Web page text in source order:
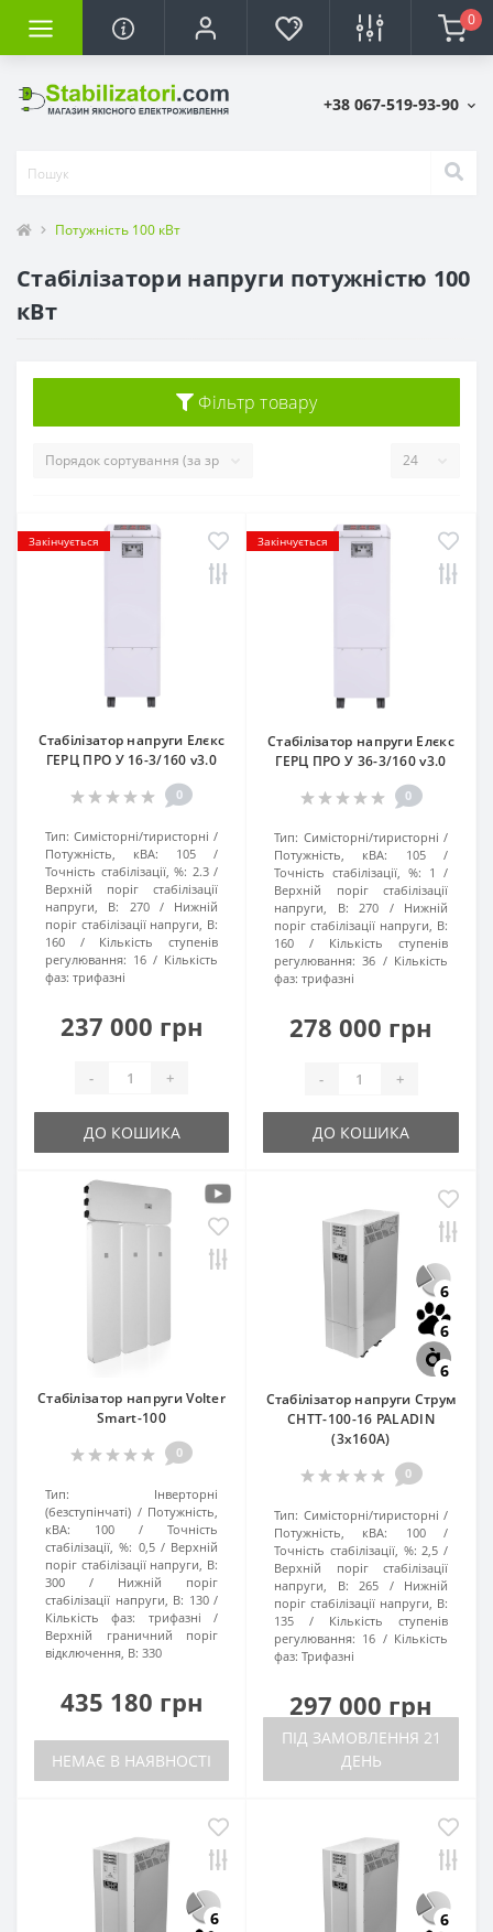
0
+38 067-519-93-90
Потужність 100 кВт
Стабілізатори напруги потужністю 100
кВт
Фільтр товару
Закінчується
Стабілізатор напруги Елєкс
ГЕРЦ ПРО У 16-3/160 v3.0
0
Тип: Симісторні/тиристорні
Потужність, кВА:
105
Точність стабілізації, %: 2.3
Верхній поріг стабілізації
напруги, В:
270
Нижній
поріг стабілізації напруги, В:
160
Кількість ступенів
регулювання: 16
Кількість
фаз: трифазні
237 000 грн
- +
ДО КОШИКА
Закінчується
Стабілізатор напруги Елєкс
ГЕРЦ ПРО У 36-3/160 v3.0
0
Тип: Симісторні/тиристорні
Потужність, кВА:
105
Точність стабілізації, %: 1
Верхній поріг стабілізації
напруги, В:
270
Нижній
поріг стабілізації напруги, В:
160
Кількість ступенів
регулювання: 36
Кількість
фаз: трифазні
278 000 грн
- +
ДО КОШИКА
Стабілізатор напруги Volter
Smart-100
0
Тип:
Інверторні
(безступінчаті)
Потужність,
кВА:
100
Точність
стабілізації, %: 0,5
Верхній
поріг стабілізації напруги, В:
300
Нижній поріг
стабілізації напруги, В: 130
Кількість фаз:
трифазні
Верхній граничний поріг
відключення, В: 330
435 180 грн
НЕМАЄ В НАЯВНОСТІ
6
6
6
Стабілізатор напруги Струм
СНТТ-100-16 PALADIN
(3х160А)
0
Тип: Симісторні/тиристорні
Потужність, кВА:
100
Точність стабілізації, %: 2,5
Верхній поріг стабілізації
напруги, В:
265
Нижній
поріг стабілізації напруги, В:
135
Кількість ступенів
регулювання: 16
Кількість
фаз: Трифазні
297 000 грн
ПІД ЗАМОВЛЕННЯ 21
ДЕНЬ
6
6